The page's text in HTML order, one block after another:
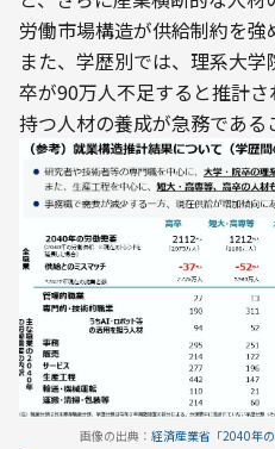
労働市場構造が供給制約を強
また、学歴別では、理系大
卒が90万人不足すると推計
持つ人材の養成が急務である
画像の出典： 経済産業省「2040年